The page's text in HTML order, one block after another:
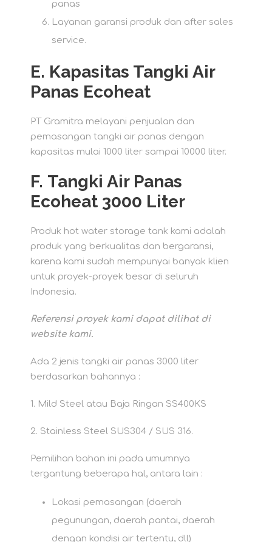
panas
Layanan garansi produk dan after sales
service.
E. Kapasitas Tangki Air
Panas Ecoheat
PT Gramitra melayani penjualan dan
pemasangan tangki air panas dengan
kapasitas mulai 1000 liter sampai 10000 liter.
F. Tangki Air Panas
Ecoheat 3000 Liter
Produk hot water storage tank kami adalah
produk yang berkualitas dan bergaransi,
karena kami sudah mempunyai banyak klien
untuk proyek-proyek besar di seluruh
Indonesia.
Referensi proyek kami dapat dilihat di
website kami.
Ada 2 jenis tangki air panas 3000 liter
berdasarkan bahannya :
1. Mild Steel atau Baja Ringan SS400KS
2. Stainless Steel SUS304 / SUS 316.
Pemilihan bahan ini pada umumnya
tergantung beberapa hal, antara lain :
Lokasi pemasangan (daerah
pegunungan, daerah pantai, daerah
dengan kondisi air tertentu, dll)